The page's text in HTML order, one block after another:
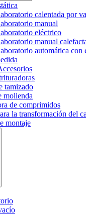
calentada por
manual
eléctrico
manual
automática con
tamizado
molienda
de comprimidos
la transformación del
montaje